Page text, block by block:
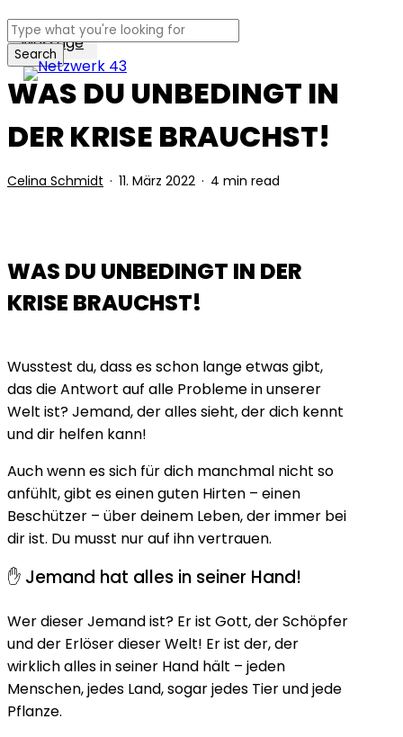
Skip
to
main
content
Search
Close
Search
Message
WAS DU UNBEDINGT IN
DER KRISE BRAUCHST!
Celina Schmidt 11. März 2022 4 min read
WAS DU UNBEDINGT IN DER
KRISE BRAUCHST!
Wusstest du, dass es schon lange etwas gibt,
das die Antwort auf alle Probleme in unserer
Welt ist? Jemand, der alles sieht, der dich kennt
und dir helfen kann!
Auch wenn es sich für dich manchmal nicht so
anfühlt, gibt es einen guten Hirten – einen
Beschützer – über deinem Leben, der immer bei
dir ist. Du musst nur auf ihn vertrauen.
✋ Jemand hat alles in seiner Hand!
Wer dieser Jemand ist? Er ist Gott, der Schöpfer
und der Erlöser dieser Welt! Er ist der, der
wirklich alles in seiner Hand hält – jeden
Menschen, jedes Land, sogar jedes Tier und jede
Pflanze.